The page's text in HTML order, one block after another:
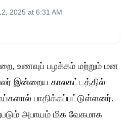
2025 at 6:31 AM
உணவுப் பழக்கம் மற்றும் மன
இன்றைய காலகட்டத்தில்
பாதிக்கப்பட்டுள்ளனர்.
அபாயம் மிக வேகமாக